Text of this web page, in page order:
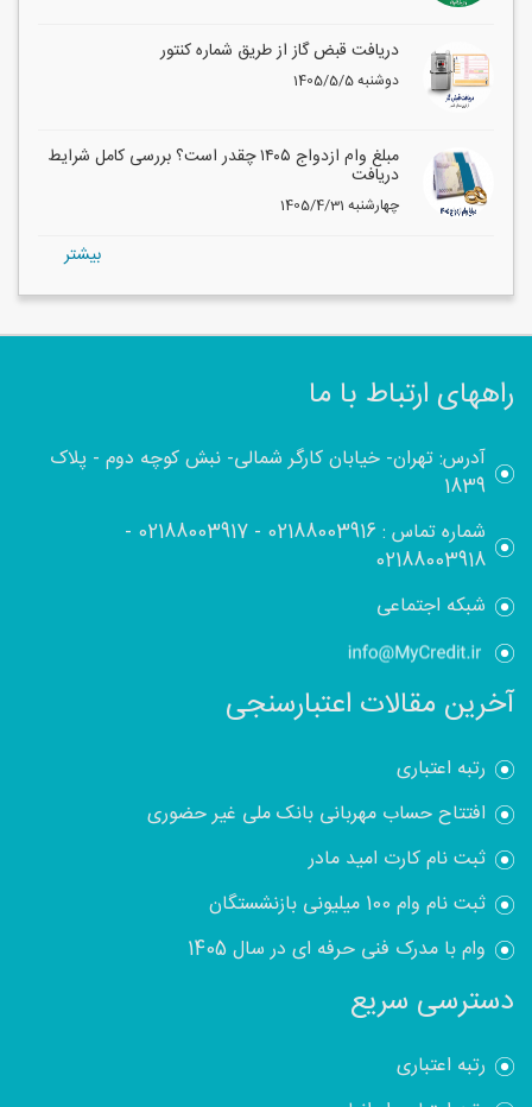
دریافت قبض گاز از طریق شماره کنتور
1405/5/5 دوشنبه
مبلغ وام ازدواج ۱۴۰۵ چقدر است؟ بررسی کامل شرایط
دریافت
1405/4/31 چهارشنبه
بيشتر
راههای ارتباط با ما
آدرس: تهران- خیابان کارگر شمالی- نبش کوچه دوم - پلاک
1839
شماره تماس :02188003916
-
02188003917
-
02188003918
شبکه اجتماعی
آخرین مقالات اعتبارسنجی
رتبه اعتباری
افتتاح حساب مهربانی بانک ملی غیر حضوری
ثبت نام کارت امید مادر
ثبت نام وام 100 میلیونی بازنشستگان
وام با مدرک فنی حرفه ای در سال 1405
دسترسی سریع
رتبه اعتباری